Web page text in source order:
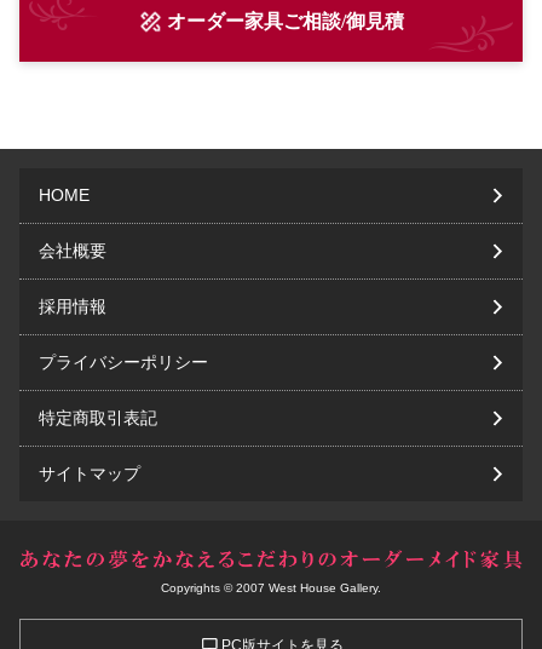
オーダー家具ご相談/御見積
HOME
会社概要
採用情報
プライバシーポリシー
特定商取引表記
サイトマップ
Copyrights © 2007 West House Gallery.